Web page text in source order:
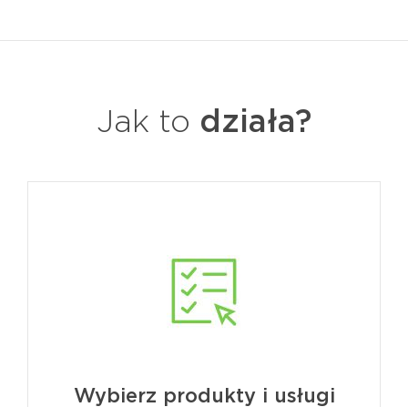
Jak to działa?
Wybierz produkty i usługi